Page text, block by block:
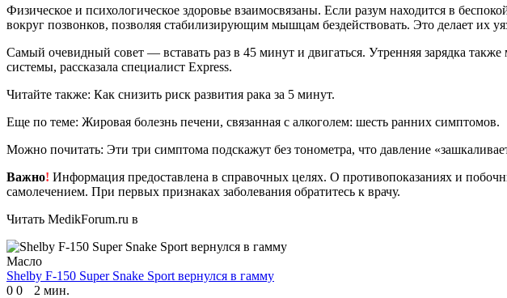
Физическое и психологическое здоровье взаимосвязаны. Если разум находится в
вокруг позвонков, позволяя стабилизирующим мышцам бездействовать. Это делает их
Самый очевидный совет — вставать раз в 45 минут и двигаться. Утренняя зарядка
системы, рассказала специалист Express.
Читайте также: Как снизить риск развития рака за 5 минут.
Еще по теме: Жировая болезнь печени, связанная с алкоголем: шесть ранних симптомов.
Можно почитать: Эти три симптома подскажут без тонометра, что давление
Важно! Информация предоставлена в справочных целях. О противопоказаниях и
самолечением. При первых признаках заболевания обратитесь к врачу.
Читать MedikForum.ru в
Масло
Shelby F-150 Super Snake Sport вернулся в гамму
0 0 2 мин.